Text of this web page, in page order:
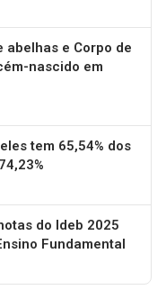
abelhas e Corpo de
nascido em
tem 65,54% dos
do Ideb 2025
Fundamental